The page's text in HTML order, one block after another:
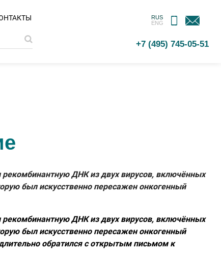
RUS
ENG
МОБИЛЬНОЕ
ПРИЛОЖЕНИЕ
ОБРАТНАЯ
СВЯЗЬ
+7 (495) 745-05-51
рекомбинантную ДНК из двух вирусов, включённых
был искусственно пересажен онкогенный
рекомбинантную ДНК из двух вирусов, включённых
был искусственно пересажен онкогенный
обратился с открытым письмом к